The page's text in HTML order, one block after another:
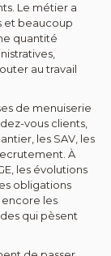
Le métier a
et beaucoup
quantité
au travail
de menuiserie
vous clients,
les SAV, les
À
les évolutions
obligations
encore les
qui pèsent